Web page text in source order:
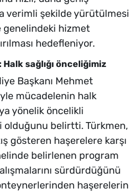
verimli şekilde yürütülmesi
genelindeki hizmet
hedefleniyor.
sağlığı önceliğimiz
Başkanı Mehmet
mücadelenin halk
yönelik öncelikli
olduğunu belirtti. Türkmen,
gösteren haşerelere karşı
belirlenen program
sürdürdüğünü
haşerelerin